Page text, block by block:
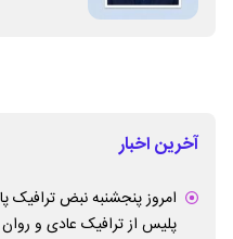
آخرین اخبار
امروز پنجشنبه نبض ترافیک
پلیس از ترافیک عادی و